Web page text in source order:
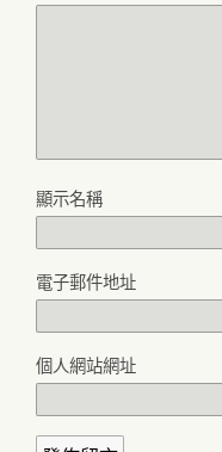
顯示名稱
電子郵件地址
個人網站網址